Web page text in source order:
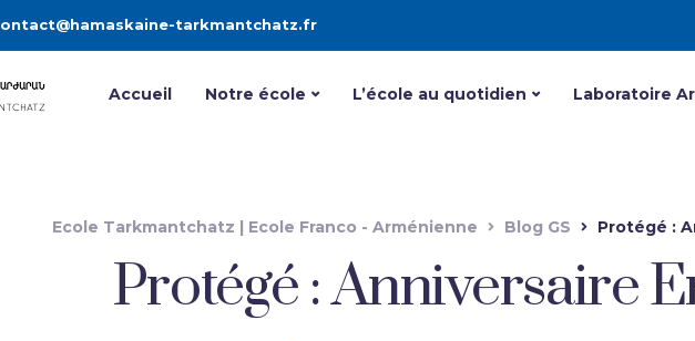
tarkmantchatz.fr
Accueil Notre école L’école au quotidien Laboratoire
Ecole Tarkmantchatz | Ecole Franco - Arménienne Blog GS Protégé :
Protégé : Anniversaire